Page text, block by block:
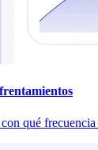
qué frecuencia